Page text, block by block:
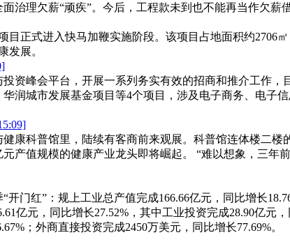
治理欠薪“顽疾”。今后，工程款未到也不能再当作欠薪借
正式进入快马加鞭实施阶段。该项目占地面积约2706
发展。
峰会平台，开展一系列务实有效的招商和推介工作，
润城市发展基金项目等4个项目，涉及电子商务、电子
康科普馆里，陆续有客商前来观展。科普馆连体楼二
值规模的健康产业龙头即将崛起。 “难以想象，三年
门红”：规上工业总产值完成166.66亿元，同比增长
亿元，同比增长27.52%，其中工业投资完成28.90亿元
；外商直接投资完成2450万美元，同比增长77.69%。